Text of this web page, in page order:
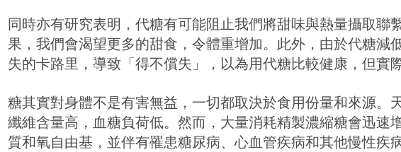
同時亦有研究表明，代糖有可能阻止我們將甜味與熱量攝取聯
果，我們會渴望更多的甜食，令體重增加。此外，由於代糖減
失的卡路里，導致「得不償失」，以為用代糖比較健康，但實
糖其實對身體不是有害無益，一切都取決於食用份量和來源。
纖維含量高，血糖負荷低。然而，大量消耗精製濃縮糖會迅速
質和氧自由基，並伴有罹患糖尿病、心血管疾病和其他慢性疾